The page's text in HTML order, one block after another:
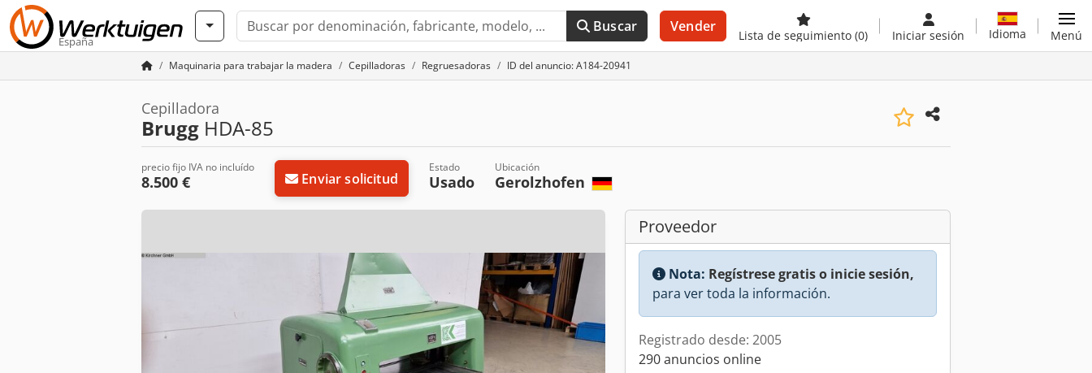
España
Buscar Vender
Lista de seguimiento (0) Iniciar sesión Idioma Menú
Maquinaria para trabajar la madera Cepilladoras Regruesadoras ID del anuncio: A184-20941
Cepilladora
Brugg HDA-85
precio fijo IVA no incluído
8.500 € Enviar solicitud
Estado
Usado
Ubicación
Gerolzhofen
Proveedor
Nota: Regístrese gratis o inicie sesión,
para ver toda la información.
Registrado desde: 2005
290 anuncios online